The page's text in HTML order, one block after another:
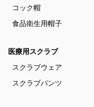
コック帽
食品衛生用帽子
医療用スクラブ
スクラブウェア
スクラブパンツ